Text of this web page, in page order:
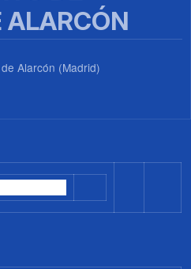
ALARCÓN
Alarcón (Madrid)